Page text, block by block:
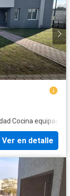
·Cocina equipada
Ver en detalle